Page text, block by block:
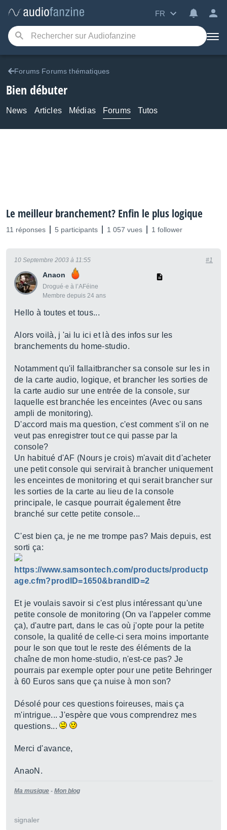
FR
Forums Forums thématiques
Bien débuter
News Articles Médias Forums Tutos
Le meilleur branchement? Enfin le plus logique
11 réponses 5 participants 1 057 vues 1 follower
Anaon
Drogué·e à l’AFéine
Membre depuis 24 ans
10 Septembre 2003 à 11:55 #1
Hello à toutes et tous...
Alors voilà, j 'ai lu ici et là des infos sur les
branchements du home-studio.
Notamment qu'il fallaitbrancher sa console sur les in
de la carte audio, logique, et brancher les sorties de
la carte audio sur une entrée de la console, sur
laquelle est branchée les enceintes (Avec ou sans
ampli de monitoring).
D'accord mais ma question, c'est comment s'il on ne
veut pas enregistrer tout ce qui passe par la
console?
Un habitué d'AF (Nours je crois) m'avait dit d'acheter
une petit console qui servirait à brancher uniquement
les enceintes de monitoring et qui serait brancher sur
les sorties de la carte au lieu de la console
principale, le casque pourrait également être
branché sur cette petite console...
C'est bien ça, je ne me trompe pas? Mais depuis, est
sorti ça:
https://www.samsontech.com/products/productp
age.cfm?prodID=1650&brandID=2
Et je voulais savoir si c'est plus intéressant qu'une
petite console de monitoring (On va l'appeler comme
ça), d'autre part, dans le cas où j'opte pour la petite
console, la qualité de celle-ci sera moins importante
pour le son que tout le reste des éléments de la
chaîne de mon home-studio, n'est-ce pas? Je
pourrais par exemple opter pour une petite Behringer
à 60 Euros sans que ça nuise à mon son?
Désolé pour ces questions foireuses, mais ça
m'intrigue... J'espère que vous comprendrez mes
questions...
Merci d'avance,
AnaoN.
Ma musique - Mon blog
signaler